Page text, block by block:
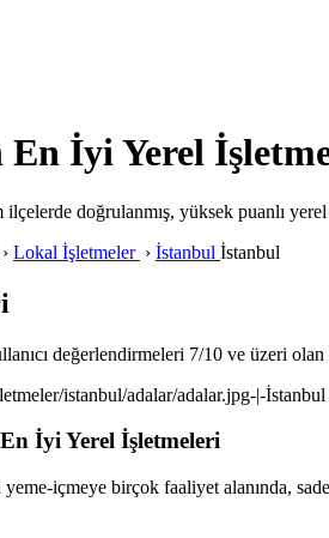
İyi Yerel
doğrulanmış, yüksek puanlı
› Lokal İşletmeler › İstanbul İstanbul
değerlendirmeleri 7/10 ve üzeri
istanbul/adalar/adalar.jpg-|-
İyi Yerel İşletmeleri
içmeye birçok faaliyet alanında,